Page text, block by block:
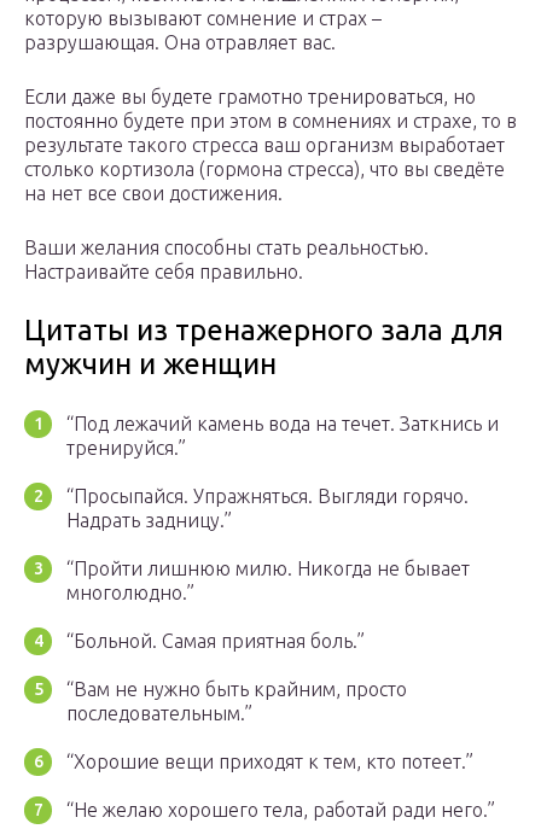
которую вызывают сомнение и страх –
разрушающая. Она отравляет вас.
Если даже вы будете грамотно тренироваться, но
постоянно будете при этом в сомнениях и страхе, то в
результате такого стресса ваш организм выработает
столько кортизола (гормона стресса), что вы сведёте
на нет все свои достижения.
Ваши желания способны стать реальностью.
Настраивайте себя правильно.
Цитаты из тренажерного зала для
мужчин и женщин
“Под лежачий камень вода на течет. Заткнись и
тренируйся.”
“Просыпайся. Упражняться. Выгляди горячо.
Надрать задницу.”
“Пройти лишнюю милю. Никогда не бывает
многолюдно.”
“Больной. Самая приятная боль.”
“Вам не нужно быть крайним, просто
последовательным.”
“Хорошие вещи приходят к тем, кто потеет.”
“Не желаю хорошего тела, работай ради него.”